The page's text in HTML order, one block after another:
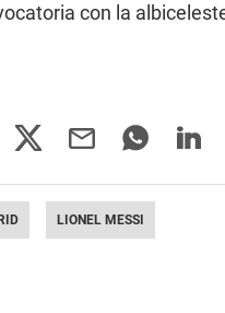
con la
LIONEL MESSI